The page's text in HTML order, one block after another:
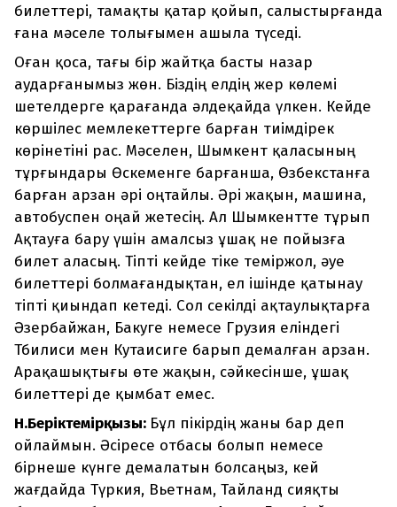
билеттері, тамақты қатар қойып, салыстырғанда
ғана мәселе толығымен ашыла түседі.
Оған қоса, тағы бір жайтқа басты назар
аударғанымыз жөн. Біздің елдің жер көлемі
шетелдерге қарағанда әлдеқайда үлкен. Кейде
көршілес мемлекеттерге барған тиімдірек
көрінетіні рас. Мәселен, Шымкент қаласының
тұрғындары Өскеменге барғанша, Өзбекстанға
барған арзан әрі оңтайлы. Әрі жақын, машина,
автобуспен оңай жетесің. Ал Шымкентте тұрып
Ақтауға бару үшін амалсыз ұшақ не пойызға
билет аласың. Тіпті кейде тіке теміржол, әуе
билеттері болмағандықтан, ел ішінде қатынау
тіпті қиындап кетеді. Сол секілді ақтаулықтарға
Әзербайжан, Бакуге немесе Грузия еліндегі
Тбилиси мен Кутаисиге барып демалған арзан.
Арақашықтығы өте жақын, сәйкесінше, ұшақ
билеттері де қымбат емес.
Н.Беріктемірқызы: Бұл пікірдің жаны бар деп
ойлаймын. Әсіресе отбасы болып немесе
бірнеше күнге демалатын болсаңыз, кей
жағдайда Түркия, Вьетнам, Тайланд сияқты